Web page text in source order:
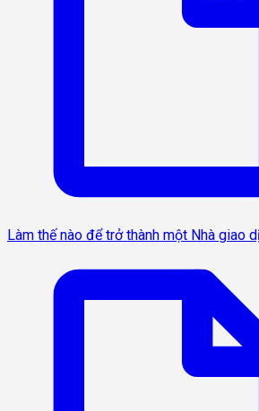
Làm thế nào để trở thành một Nhà giao